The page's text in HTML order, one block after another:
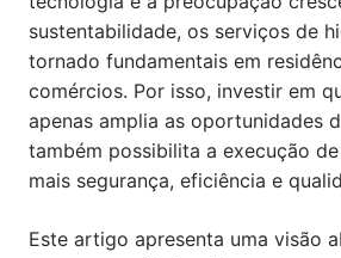
sustentabilidade, os serviços de
tornado fundamentais em
comércios. Por isso, investir em
apenas amplia as oportunidades
também possibilita a execução
mais segurança, eficiência e
Este artigo apresenta uma visão